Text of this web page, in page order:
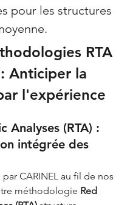
pour les structures
RTA
Anticiper la
l'expérience
Analyses (RTA) :
intégrée des
CARINEL au fil de nos
méthodologie Red